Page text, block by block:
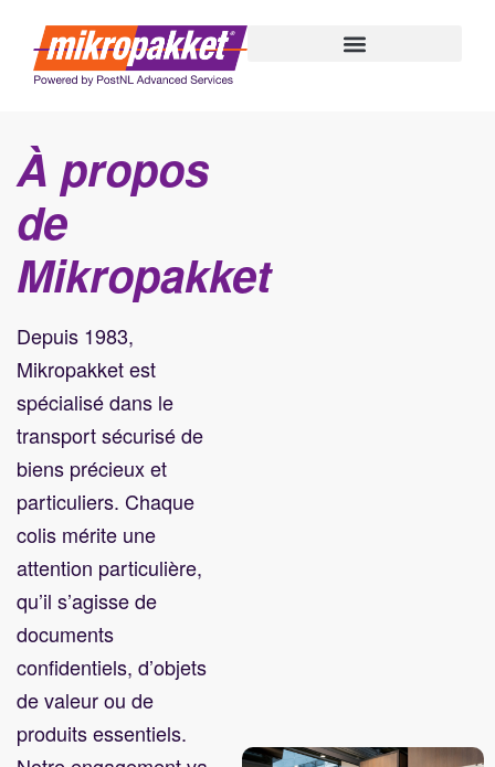
contenu
À propos
de
Mikropakket
Depuis 1983,
Mikropakket est
spécialisé dans le
transport sécurisé de
biens précieux et
particuliers. Chaque
colis mérite une
attention particulière,
qu’il s’agisse de
documents
confidentiels, d’objets
de valeur ou de
produits essentiels.